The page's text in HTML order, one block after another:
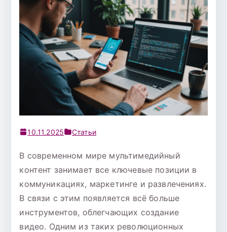
10.11.2025 Статьи
В современном мире мультимедийный
контент занимает все ключевые позиции в
коммуникациях, маркетинге и развлечениях.
В связи с этим появляется всё больше
инструментов, облегчающих создание
видео. Одним из таких революционных